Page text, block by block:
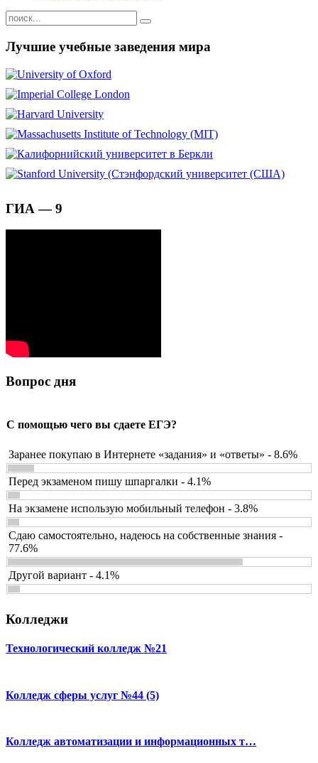
Лучшие учебные заведения мира
ГИА — 9
Вопрос дня
С помощью чего вы сдаете ЕГЭ?
Заранее покупаю в Интернете «задания» и «ответы» - 8.6%
Перед экзаменом пишу шпаргалки - 4.1%
На экзамене использую мобильный телефон - 3.8%
Сдаю самостоятельно, надеюсь на собственные знания -
77.6%
Другой вариант - 4.1%
Колледжи
Технологический колледж №21
Колледж сферы услуг №44 (5)
Колледж автоматизации и информационных т…